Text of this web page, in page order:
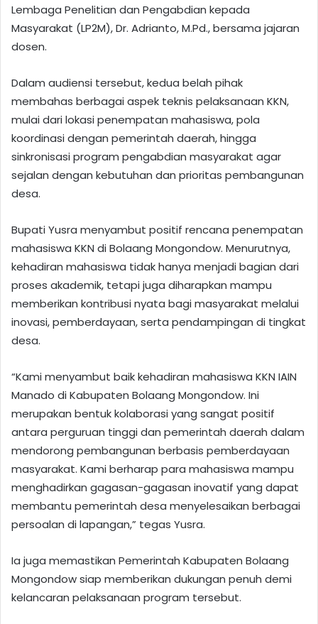
Lembaga Penelitian dan Pengabdian kepada
Masyarakat (LP2M), Dr. Adrianto, M.Pd., bersama jajaran
dosen.
Dalam audiensi tersebut, kedua belah pihak
membahas berbagai aspek teknis pelaksanaan KKN,
mulai dari lokasi penempatan mahasiswa, pola
koordinasi dengan pemerintah daerah, hingga
sinkronisasi program pengabdian masyarakat agar
sejalan dengan kebutuhan dan prioritas pembangunan
desa.
Bupati Yusra menyambut positif rencana penempatan
mahasiswa KKN di Bolaang Mongondow. Menurutnya,
kehadiran mahasiswa tidak hanya menjadi bagian dari
proses akademik, tetapi juga diharapkan mampu
memberikan kontribusi nyata bagi masyarakat melalui
inovasi, pemberdayaan, serta pendampingan di tingkat
desa.
“Kami menyambut baik kehadiran mahasiswa KKN IAIN
Manado di Kabupaten Bolaang Mongondow. Ini
merupakan bentuk kolaborasi yang sangat positif
antara perguruan tinggi dan pemerintah daerah dalam
mendorong pembangunan berbasis pemberdayaan
masyarakat. Kami berharap para mahasiswa mampu
menghadirkan gagasan-gagasan inovatif yang dapat
membantu pemerintah desa menyelesaikan berbagai
persoalan di lapangan,” tegas Yusra.
Ia juga memastikan Pemerintah Kabupaten Bolaang
Mongondow siap memberikan dukungan penuh demi
kelancaran pelaksanaan program tersebut.